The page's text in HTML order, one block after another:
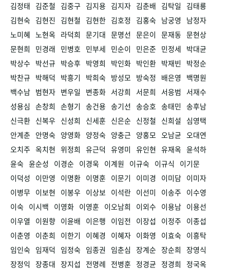
김정태 김준철 김중구 김지용 김지자 김춘배 김탁일
김태룡
김현숙 김현진 김현철 김현한 김호정 김홍숙 남궁영
남정자
노미혜 노현옥 라덕희 문기대 문명선 문은이 문재동 문현상
문현희
민경래 민병호 민부세 민순이 민은준 민정세 박대균
박상수 박선규 박승후 박영희 박인화 박인환 박재빈
박정순
박찬규 박해덕 박흥기 박희숙 방성모 방숙정 배은영
백명원
백수남 범현자 변우일 변종화 서강희 서문희 서응범
서재수
성용심 손창희 손형기 송건용 송기선 송승호 송태민 송후남
신극환 신복우 신성희 신세훈 신은순 신정철 신희설
심영택
안계춘 안명숙 양영화 양정숙 양충근 양홍모 오남균 오대연
오치주 옥치현 위정희 유근덕 유영미 유인현 유재옥 윤석하
윤숙 윤순성 이경순 이경욱 이계원 이규숙 이규식
이기문
이덕성
이만영 이명환 이명훈 이문기 이미경 이미담 이미자
이병무 이보현 이봉우 이상보 이석란 이선미 이송주 이수영
이숙 이시백 이영화 이영훈 이오남희 이외수 이용남 이용선
이우열
이원향 이윤배 이은행 이임전 이장섭 이정주 이종섭
이춘영
이춘희 이한기 이혜경 이혜자 이화영 이효숙 이흥탁
임인숙 임재덕 임정숙 임종권 임춘심 장계순 장순희 장영식
장정익 장종대 장지섭 전명례 전병훈 정경균 정경희
정국옥